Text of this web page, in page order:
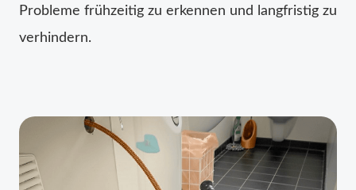
Probleme frühzeitig zu erkennen und langfristig zu
verhindern.